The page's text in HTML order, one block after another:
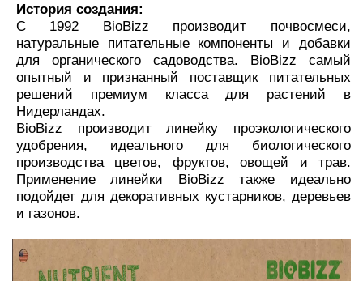
История создания:
С 1992 BioBizz производит почвосмеси,
натуральные питательные компоненты и добавки
для органического садоводства. BioBizz самый
опытный и признанный поставщик питательных
решений премиум класса для растений в
Нидерландах.
BioBizz производит линейку проэкологического
удобрения, идеального для биологического
производства цветов, фруктов, овощей и трав.
Применение линейки BioBizz также идеально
подойдет для декоративных кустарников, деревьев
и газонов.